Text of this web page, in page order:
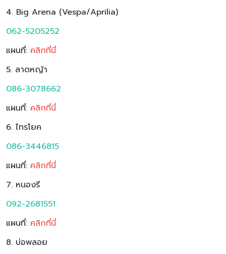
4. Big Arena (Vespa/Aprilia)
062-5205252
แผนที่: คลิกที่นี่
5. ลาดหญ้า
086-3078662
แผนที่: คลิกที่นี่
6. ไทรโยค
086-3446815
แผนที่: คลิกที่นี่
7. หนองรี
092-2681551
แผนที่: คลิกที่นี่
8. บ่อพลอย